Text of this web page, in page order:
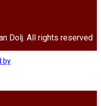
Dolj. All rights reserved
by